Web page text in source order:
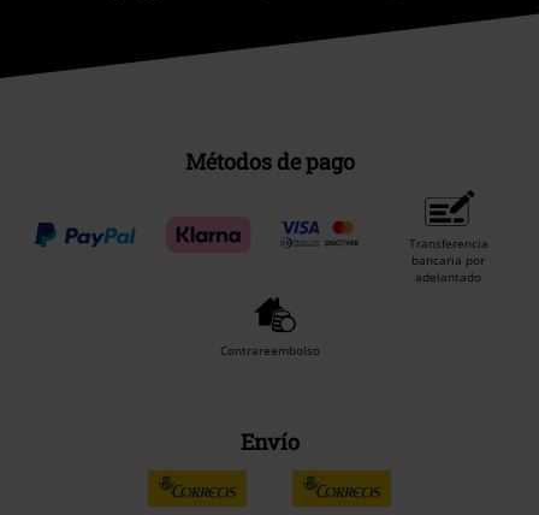
Métodos de pago
Transferencia
bancaria por
adelantado
Contrareembolso
Envío